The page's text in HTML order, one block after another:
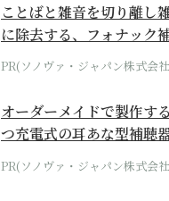
ことばと雑音を切り離し
に除去する、フォナック
位モデル
PR(ソノヴァ・ジャパン株式会
オーダーメイドで製作す
つ充電式の耳あな型補聴
PR(ソノヴァ・ジャパン株式会